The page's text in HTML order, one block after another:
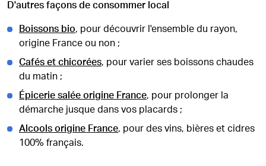
D'autres façons de consommer local
Boissons bio, pour découvrir l'ensemble du rayon,
origine France ou non ;
Cafés et chicorées, pour varier ses boissons chaudes
du matin ;
Épicerie salée origine France, pour prolonger la
démarche jusque dans vos placards ;
Alcools origine France, pour des vins, bières et cidres
100% français.